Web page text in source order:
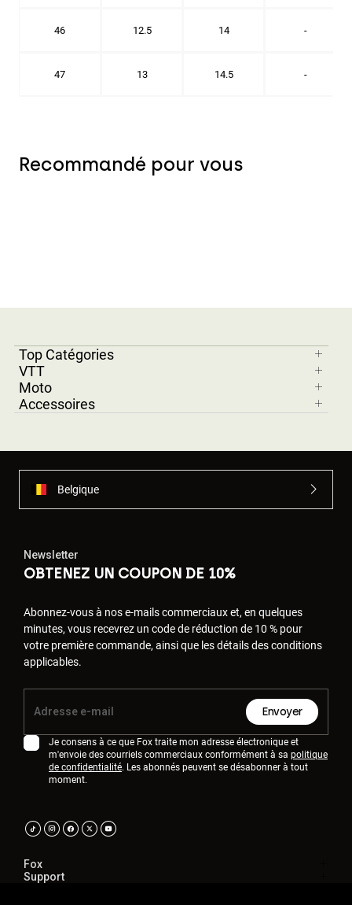
46 12.5 14 -
47 13 14.5 -
Recommandé pour vous
Top Catégories
VTT
Moto
Accessoires
Belgique
Newsletter
OBTENEZ UN COUPON DE 10%
Abonnez-vous à nos e-mails commerciaux et, en quelques
minutes, vous recevrez un code de réduction de 10 % pour
votre première commande, ainsi que les détails des conditions
applicables.
Envoyer
Je consens à ce que Fox traite mon adresse électronique et
m'envoie des courriels commerciaux conformément à sa politique
de confidentialité. Les abonnés peuvent se désabonner à tout
moment.
Fox
Support